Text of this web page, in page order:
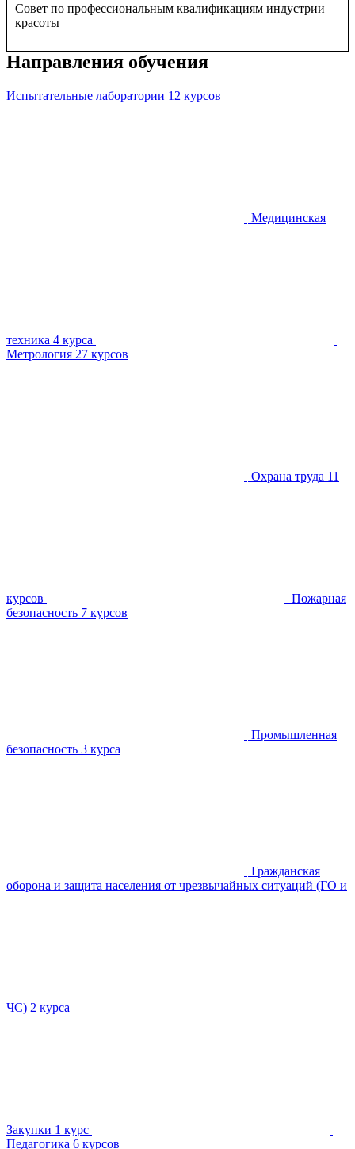
Совет по профессиональным квалификациям индустрии
красоты
Направления обучения
Испытательные лаборатории 12 курсов
Медицинская
техника 4 курса
Метрология 27 курсов
Охрана труда 11
курсов
Пожарная
безопасность 7 курсов
Промышленная
безопасность 3 курса
Гражданская
оборона и защита населения от чрезвычайных ситуаций (ГО и
ЧС) 2 курса
Закупки 1 курс
Педагогика 6 курсов